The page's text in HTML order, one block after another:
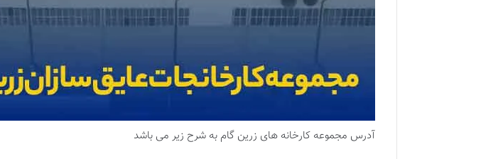
آدرس مجموعه کارخانه های زرین گام به شرح زیر می باشد